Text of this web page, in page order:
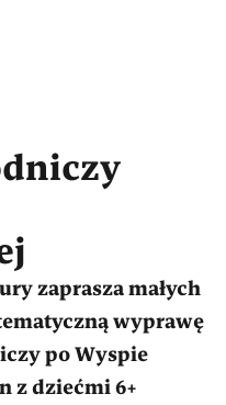
zaprasza małych
wyprawę
po Wyspie
z dziećmi 6+